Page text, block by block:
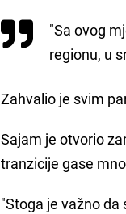
"Sa ovog
regionu, u
Zahvalio je svim
Sajam je otvorio
tranzicije gase
"Stoga je važno da